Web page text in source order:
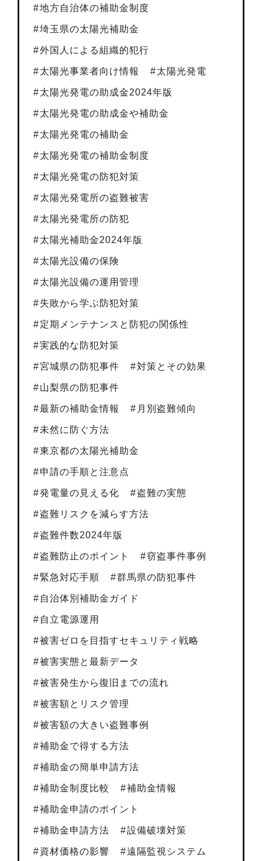
地方自治体の補助金制度
埼玉県の太陽光補助金
外国人による組織的犯行
太陽光事業者向け情報 太陽光発電
太陽光発電の助成金2024年版
太陽光発電の助成金や補助金
太陽光発電の補助金
太陽光発電の補助金制度
太陽光発電の防犯対策
太陽光発電所の盗難被害
太陽光発電所の防犯
太陽光補助金2024年版
太陽光設備の保険
太陽光設備の運用管理
失敗から学ぶ防犯対策
定期メンテナンスと防犯の関係性
実践的な防犯対策
宮城県の防犯事件 対策とその効果
山梨県の防犯事件
最新の補助金情報 月別盗難傾向
未然に防ぐ方法
東京都の太陽光補助金
申請の手順と注意点
発電量の見える化 盗難の実態
盗難リスクを減らす方法
盗難件数2024年版
盗難防止のポイント 窃盗事件事例
緊急対応手順 群馬県の防犯事件
自治体別補助金ガイド
自立電源運用
被害ゼロを目指すセキュリティ戦略
被害実態と最新データ
被害発生から復旧までの流れ
被害額とリスク管理
被害額の大きい盗難事例
補助金で得する方法
補助金の簡単申請方法
補助金制度比較 補助金情報
補助金申請のポイント
補助金申請方法 設備破壊対策
資材価格の影響 遠隔監視システム